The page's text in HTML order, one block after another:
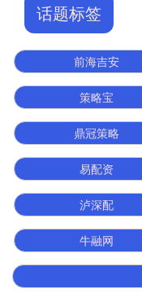
话题标签
前海吉安
策略宝
鼎冠策略
易配资
泸深配
牛融网